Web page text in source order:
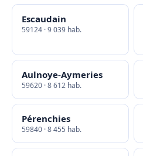
Escaudain
59124 · 9 039 hab.
Aulnoye-Aymeries
59620 · 8 612 hab.
Pérenchies
59840 · 8 455 hab.